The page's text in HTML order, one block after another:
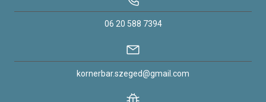
06 20 588 7394
kornerbar.szeged@gmail.com